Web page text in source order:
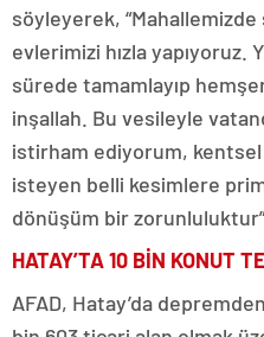
söyleyerek,
evlerimizi hızla yapıyoruz.
sürede tamamlayıp
inşallah. Bu vesileyle
istirham ediyorum,
isteyen belli kesimlere
dönüşüm bir
HATAY’TA 10 BİN KONUT
AFAD, Hatay’da